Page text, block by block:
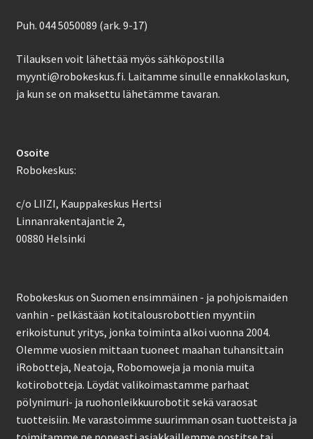
Puh. 044 5050089 (ark. 9-17)
Tilauksen voit lähettää myös sähköpostilla
myynti@robokeskus.fi. Laitamme sinulle ennakkolaskun,
ja kun se on maksettu lähetämme tavaran.
Osoite
Robokeskus:
c/o LIIZI, Kauppakeskus Hertsi
Linnanrakentajantie 2,
00880 Helsinki
Robokeskus on Suomen ensimmäinen - ja pohjoismaiden
vanhin - pelkästään kotitalousrobottien myyntiin
erikoistunut yritys, jonka toiminta alkoi vuonna 2004.
Olemme vuosien mittaan tuoneet maahan tuhansittain
iRobotteja, Neatoja, Robomoweja ja monia muita
kotirobotteja. Löydät valikoimastamme parhaat
pölynimuri- ja ruohonleikkuurobotit sekä varaosat
tuotteisiin. Me varastoimme suurimman osan tuotteista ja